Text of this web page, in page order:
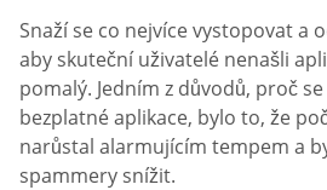
Snaží se co nejvíce vystopovat a
aby skuteční uživatelé nenašli
pomalý. Jedním z důvodů, proč
bezplatné aplikace, bylo to, že
narůstal alarmujícím tempem a
spammery snížit.